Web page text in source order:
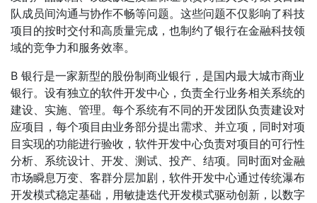
队成员间沟通与协作不畅等问题。这些问题不仅影响了科技
项目的按时交付和高质量完成，也制约了银行在金融科技领
域的竞争力和服务效率。
B 银行是一家新型的股份制商业银行，是国内最大城市商业
银行。设有独立的软件开发中心，负责全行业务相关系统的
建设、实施、管理。每个系统有不同的开发团队负责建设对
应项目，每个项目由业务部分提出需求、并立项，同时对项
目实现的功能进行验收，软件开发中心负责对项目的可行性
分析、系统设计、开发、测试、投产、结项。同时面对金融
市场瞬息万变、客群分层加剧，软件开发中心通过传统瀑布
开发模式稳定基础，用敏捷迭代开发模式驱动创新，以数字